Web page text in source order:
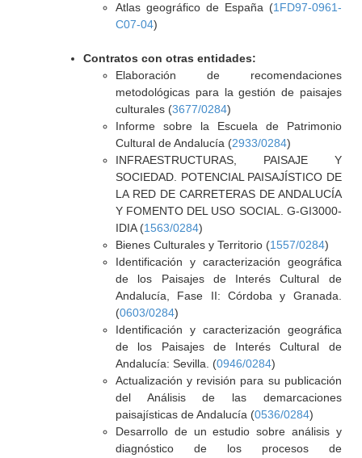
Atlas geográfico de España (1FD97-0961-
C07-04)
Contratos con otras entidades:
Elaboración de recomendaciones
metodológicas para la gestión de paisajes
culturales (3677/0284)
Informe sobre la Escuela de Patrimonio
Cultural de Andalucía (2933/0284)
INFRAESTRUCTURAS, PAISAJE Y
SOCIEDAD. POTENCIAL PAISAJÍSTICO DE
LA RED DE CARRETERAS DE ANDALUCÍA
Y FOMENTO DEL USO SOCIAL. G-GI3000-
IDIA (1563/0284)
Bienes Culturales y Territorio (1557/0284)
Identificación y caracterización geográfica
de los Paisajes de Interés Cultural de
Andalucía, Fase II: Córdoba y Granada.
(0603/0284)
Identificación y caracterización geográfica
de los Paisajes de Interés Cultural de
Andalucía: Sevilla. (0946/0284)
Actualización y revisión para su publicación
del Análisis de las demarcaciones
paisajísticas de Andalucía (0536/0284)
Desarrollo de un estudio sobre análisis y
diagnóstico de los procesos de